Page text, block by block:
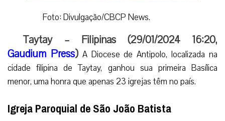
Foto: Divulgação/CBCP News.
Taytay – Filipinas (29/01/2024 16:20,
Gaudium Press)A Diocese de Antipolo, localizada na
cidade filipina de Taytay, ganhou sua primeira Basílica
menor, uma honra que apenas 23 igrejas têm no país.
Igreja Paroquial de São João Batista